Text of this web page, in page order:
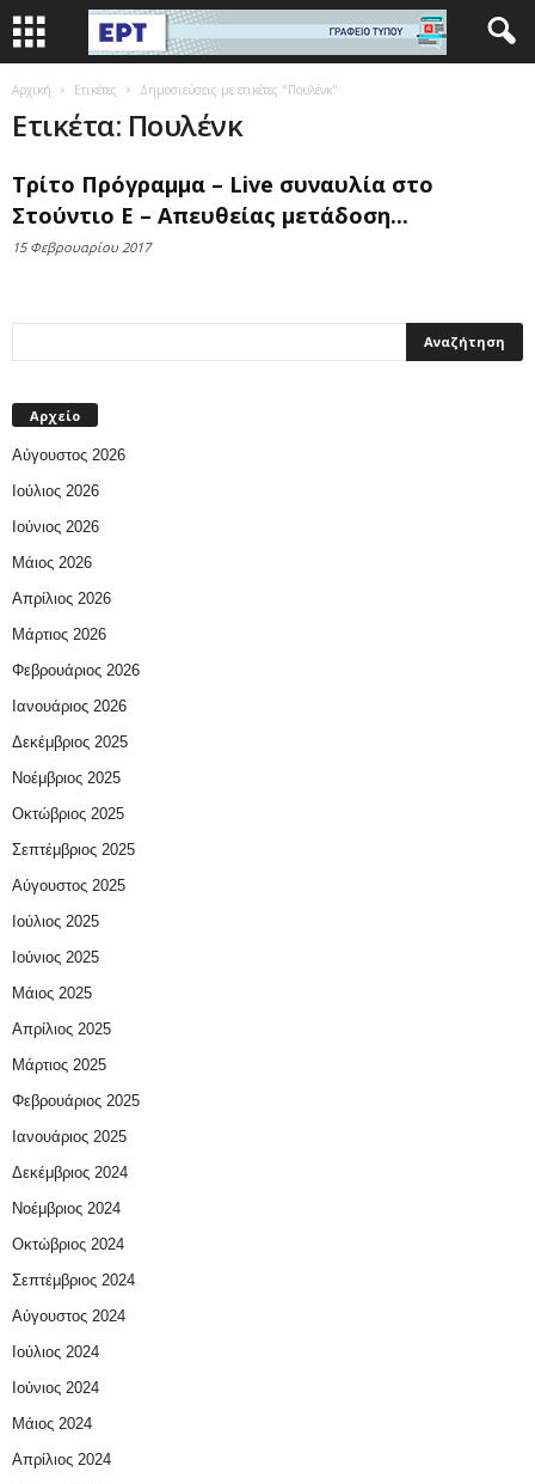
Αρχική Ετικέτες Δημοσιεύσεις με ετικέτες "Πουλένκ"
Ετικέτα: Πουλένκ
Τρίτο Πρόγραμμα – Live συναυλία στο
Στούντιο Ε – Απευθείας μετάδοση...
15 Φεβρουαρίου 2017
Αρχείο
Αύγουστος 2026
Ιούλιος 2026
Ιούνιος 2026
Μάιος 2026
Απρίλιος 2026
Μάρτιος 2026
Φεβρουάριος 2026
Ιανουάριος 2026
Δεκέμβριος 2025
Νοέμβριος 2025
Οκτώβριος 2025
Σεπτέμβριος 2025
Αύγουστος 2025
Ιούλιος 2025
Ιούνιος 2025
Μάιος 2025
Απρίλιος 2025
Μάρτιος 2025
Φεβρουάριος 2025
Ιανουάριος 2025
Δεκέμβριος 2024
Νοέμβριος 2024
Οκτώβριος 2024
Σεπτέμβριος 2024
Αύγουστος 2024
Ιούλιος 2024
Ιούνιος 2024
Μάιος 2024
Απρίλιος 2024